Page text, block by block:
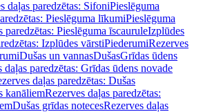
daļas paredzētas: SifoniPieslēguma
Pieslēguma līkumiPieslēguma
paredzētas: Pieslēguma īscauruleIzplūdes
Izplūdes vārstiPiederumiRezerves
Dušas un vannasDušasGrīdas ūdens
daļas paredzētas: Grīdas ūdens novade
daļas paredzētas: Dušas
kanāliemRezerves daļas paredzētas:
Dušas grīdas notecesRezerves daļas